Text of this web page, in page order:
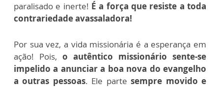
paralisado e inerte! É a força que resiste a toda
contrariedade avassaladora!
Por sua vez, a vida missionária é a esperança em
ação! Pois, o autêntico missionário sente-se
impelido a anunciar a boa nova do evangelho
a outras pessoas. Ele parte sempre movido e